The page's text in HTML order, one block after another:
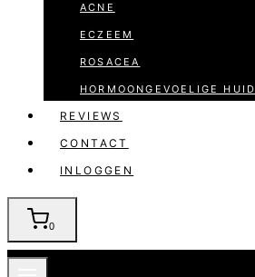
ACNE
ECZEEM
ROSACEA
HORMOONGEVOELIGE HUID
REVIEWS
CONTACT
INLOGGEN
0